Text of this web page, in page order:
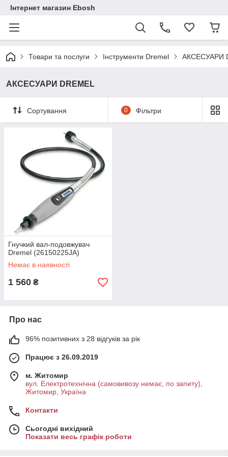
Інтернет магазин Ebosh
Товари та послуги Інструменти Dremel АКСЕСУАРИ
АКСЕСУАРИ DREMEL
Сортування 0 Фільтри
Гнучкий вал-подовжувач
Dremel (26150225JA)
Немає в наявності
1 560 ₴
Про нас
96% позитивних з 28 відгуків за рік
Працює з 26.09.2019
м. Житомир
вул. Електротехнічна (самовивозу немає, по запиту),
Житомир, Україна
Контакти
Сьогодні вихідний
Показати весь графік роботи